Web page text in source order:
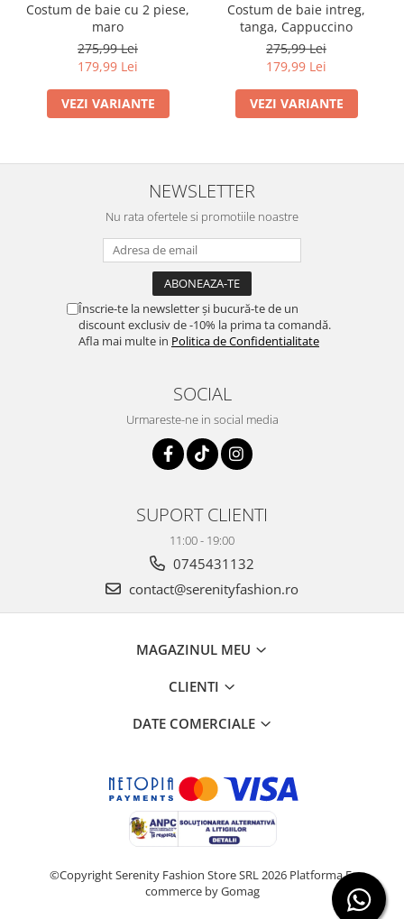
Costum de baie cu 2 piese,
maro
275,99 Lei
179,99 Lei
VEZI VARIANTE
Costum de baie intreg,
tanga, Cappuccino
275,99 Lei
179,99 Lei
VEZI VARIANTE
NEWSLETTER
Nu rata ofertele si promotiile noastre
Înscrie-te la newsletter și bucură-te de un
discount exclusiv de -10% la prima ta comandă.
Afla mai multe in Politica de Confidentialitate
SOCIAL
Urmareste-ne in social media
SUPORT CLIENTI
11:00 - 19:00
0745431132
contact@serenityfashion.ro
MAGAZINUL MEU
CLIENTI
DATE COMERCIALE
©Copyright Serenity Fashion Store SRL 2026 Platforma E-
commerce by Gomag